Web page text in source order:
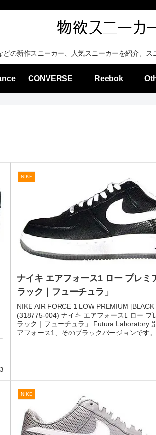
の新作スニーカー、人気スニーカーを紹介。
CONVERSE Reebok
ナイキ エアフォース1 ロー プレミ